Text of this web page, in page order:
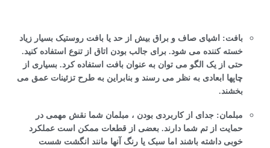
بافت: اشیای صاف و براق بیش از حد یا بافت روستیک بسیار زیاد
خسته کننده می شود. برای جالب بودن اتاق از تنوع استفاده کنید.
حتی از یک الگو می توان به عنوان بافت استفاده کرد. بسیاری از
چاپها ابعادی به نظر می رسند و بنابراین به طرح تزئینات عمق می
بخشند.
مبلمان: جدای از کاربردی بودن ، مبلمان شما نقش مهمی در
حمایت از تم شما دارند. بعضی از قطعات ممکن است عملکرد
خوبی داشته باشند اما سبک یا رنگ آنها مانند انگشت شست